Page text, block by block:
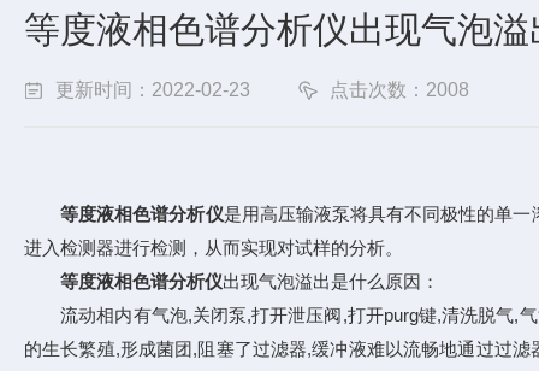
等度液相色谱分析仪出现气泡
更新时间：2022-02-23 点击次数：2008
等度液相色谱分析仪是用高压输液泵将具有不同极性的单
进入检测器进行检测，从而实现对试样的分析。
等度液相色谱分析仪出现气泡溢出是什么原因：
流动相内有气泡,关闭泵,打开泄压阀,打开purg键,清洗脱气,气
的生长繁殖,形成菌团,阻塞了过滤器,缓冲液难以流畅地通过过